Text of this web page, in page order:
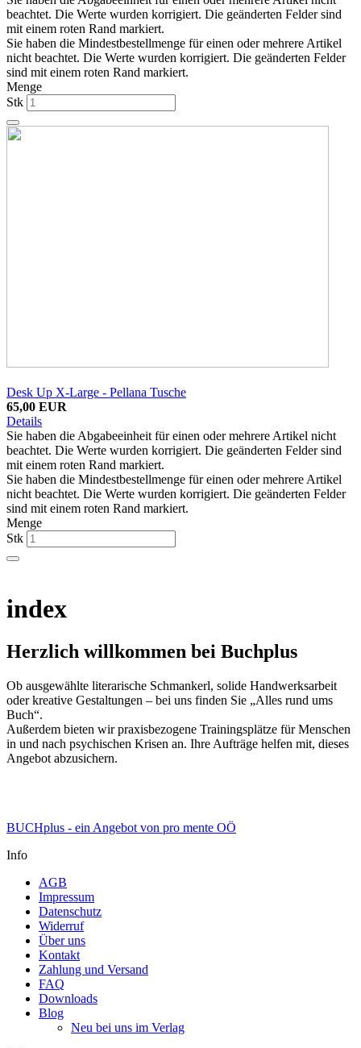
beachtet. Die Werte wurden korrigiert. Die geänderten Felder sind
mit einem roten Rand markiert.
Sie haben die Mindestbestellmenge für einen oder mehrere Artikel
nicht beachtet. Die Werte wurden korrigiert. Die geänderten Felder
sind mit einem roten Rand markiert.
Menge
Stk
Desk Up X-Large - Pellana Tusche
65,00 EUR
Details
Sie haben die Abgabeeinheit für einen oder mehrere Artikel nicht
beachtet. Die Werte wurden korrigiert. Die geänderten Felder sind
mit einem roten Rand markiert.
Sie haben die Mindestbestellmenge für einen oder mehrere Artikel
nicht beachtet. Die Werte wurden korrigiert. Die geänderten Felder
sind mit einem roten Rand markiert.
Menge
Stk
index
Herzlich willkommen bei Buchplus
Ob ausgewählte literarische Schmankerl, solide Handwerksarbeit
oder kreative Gestaltungen – bei uns finden Sie „Alles rund ums
Buch“.
Außerdem bieten wir praxisbezogene Trainingsplätze für Menschen
in und nach psychischen Krisen an. Ihre Aufträge helfen mit, dieses
Angebot abzusichern.
BUCHplus - ein Angebot von pro mente OÖ
Info
AGB
Impressum
Datenschutz
Widerruf
Über uns
Kontakt
Zahlung und Versand
FAQ
Downloads
Blog
Neu bei uns im Verlag